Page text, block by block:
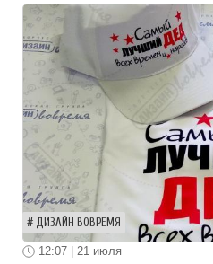
ДИЗАЙН ВОВРЕМЯ
12:07 | 21 июля